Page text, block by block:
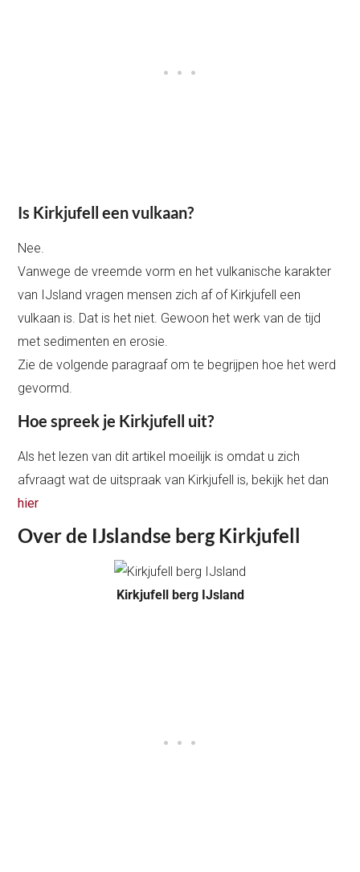
Is Kirkjufell een vulkaan?
Nee.
Vanwege de vreemde vorm en het vulkanische karakter
van IJsland vragen mensen zich af of Kirkjufell een
vulkaan is. Dat is het niet. Gewoon het werk van de tijd
met sedimenten en erosie.
Zie de volgende paragraaf om te begrijpen hoe het werd
gevormd.
Hoe spreek je Kirkjufell uit?
Als het lezen van dit artikel moeilijk is omdat u zich
afvraagt wat de uitspraak van Kirkjufell is, bekijk het dan
hier
Over de IJslandse berg Kirkjufell
Kirkjufell berg IJsland